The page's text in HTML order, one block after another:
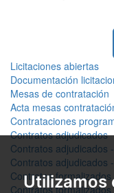
Utilizamos
Licitaciones abiertas
Documentación
Mesas de contratación
Acta mesas
Contrataciones
Contratos adjudicados
Contratos adjudicados
Contratos adjudicados
Contratos formalizados
Contratos